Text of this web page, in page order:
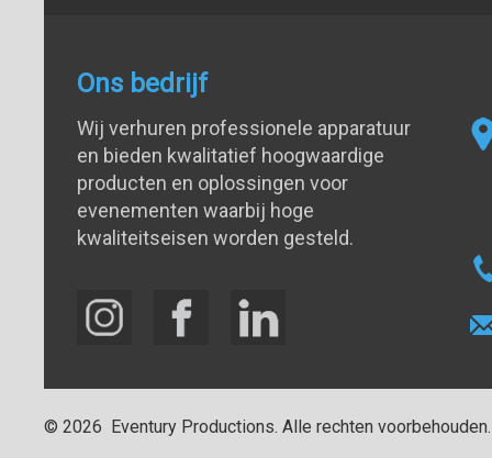
Ons bedrijf
Wij verhuren professionele apparatuur
en bieden kwalitatief hoogwaardige
producten en oplossingen voor
evenementen waarbij hoge
kwaliteitseisen worden gesteld.
© 2026 Eventury Productions. Alle rechten voorbehouden.